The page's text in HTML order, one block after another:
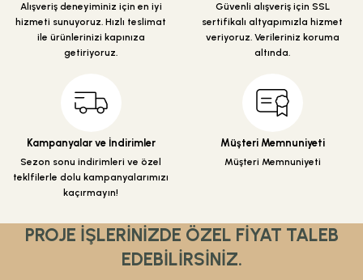
Alışveriş deneyiminiz için en iyi
hizmeti sunuyoruz. Hızlı teslimat
ile ürünlerinizi kapınıza
getiriyoruz.
Güvenli alışveriş için SSL
sertifikalı altyapımızla hizmet
veriyoruz. Verileriniz koruma
altında.
Kampanyalar ve İndirimler
Sezon sonu indirimleri ve özel
teklfilerle dolu kampanyalarımızı
kaçırmayın!
Müşteri Memnuniyeti
Müşteri Memnuniyeti
PROJE İŞLERİNİZDE ÖZEL FİYAT TALEB
EDEBİLİRSİNİZ.